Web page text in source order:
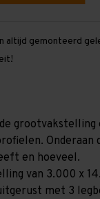
altijd gemonteerd
grootvakstelling
Onderaan
en hoeveel.
van 3.000 x
met 3